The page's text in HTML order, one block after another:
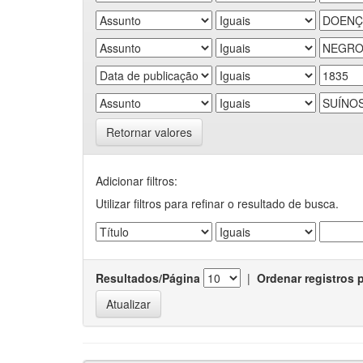
Retornar valores
Adicionar filtros:
Utilizar filtros para refinar o resultado de busca.
Resultados/Página | Ordenar registros